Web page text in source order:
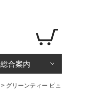
総合案内
> グリーンティー ピュ